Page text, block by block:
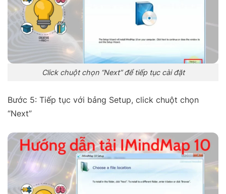
Click chuột chọn “Next” để tiếp tục cài đặt
Bước 5: Tiếp tục với bảng Setup, click chuột chọn
“Next”